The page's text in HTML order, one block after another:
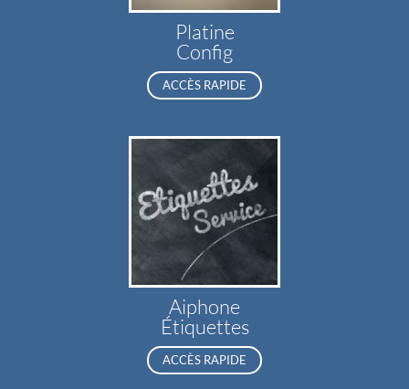
Platine
Config
ACCÈS RAPIDE
Aiphone
Étiquettes
ACCÈS RAPIDE